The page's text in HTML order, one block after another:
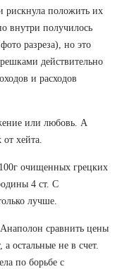
рискнула положить их
внутри получилось
разреза), но это
действительно
и расходов
или любовь. А
хейта.
очищенных грецких
4 ст. С
лучше.
сравнить цены
остальные не в счет.
по борьбе с